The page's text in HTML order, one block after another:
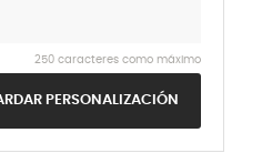
250 caracteres como máximo
PERSONALIZACIÓN